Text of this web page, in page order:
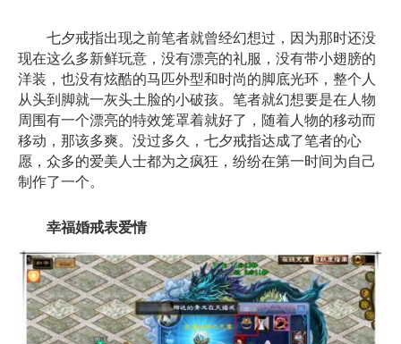
七夕戒指出现之前笔者就曾经幻想过，因为那时还没
现在这么多新鲜玩意，没有漂亮的礼服，没有带小翅膀的
洋装，也没有炫酷的马匹外型和时尚的脚底光环，整个人
从头到脚就一灰头土脸的小破孩。笔者就幻想要是在人物
周围有一个漂亮的特效笼罩着就好了，随着人物的移动而
移动，那该多爽。没过多久，七夕戒指达成了笔者的心
愿，众多的爱美人士都为之疯狂，纷纷在第一时间为自己
制作了一个。
幸福婚戒表爱情